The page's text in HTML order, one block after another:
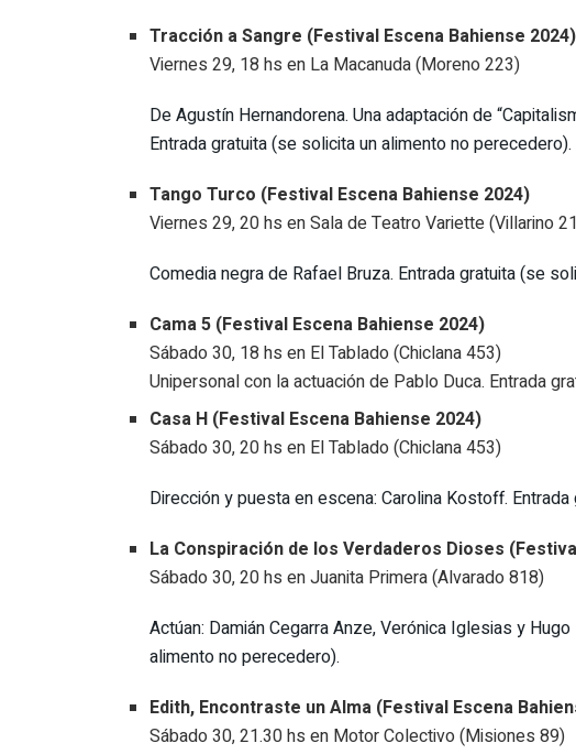
Tracción a Sangre (Festival Escena Bahiense 2024)
Viernes 29, 18 hs en La Macanuda (Moreno 223)
De Agustín Hernandorena. Una adaptación de
Entrada gratuita (se solicita un alimento no perecedero).
Tango Turco (Festival Escena Bahiense 2024)
Viernes 29, 20 hs en Sala de Teatro Variette (Villarino
Comedia negra de Rafael Bruza. Entrada gratuita (se
Cama 5 (Festival Escena Bahiense 2024)
Sábado 30, 18 hs en El Tablado (Chiclana 453)
Unipersonal con la actuación de Pablo Duca. Entrada
Casa H (Festival Escena Bahiense 2024)
Sábado 30, 20 hs en El Tablado (Chiclana 453)
Dirección y puesta en escena: Carolina Kostoff.
La Conspiración de los Verdaderos Dioses
Sábado 30, 20 hs en Juanita Primera (Alvarado 818)
Actúan: Damián Cegarra Anze, Verónica Iglesias y
alimento no perecedero).
Edith, Encontraste un Alma (Festival Escena
Sábado 30, 21.30 hs en Motor Colectivo (Misiones 89)